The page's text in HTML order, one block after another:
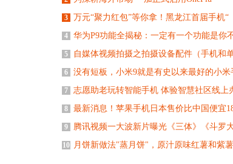
3 万元“聚力红包”等你拿！黑龙江首届手机“
4 华为P9功能全揭秘：一定有一个功能是你
5 自媒体视频拍摄之拍摄设备配件（手机和
6 没有短板，小米9就是有史以来最好的小米
7 志愿助老玩转智能手机 体验智慧社区线上
8 最新消息！苹果手机日本售价比中国便宜
9 腾讯视频一大波新片曝光《三体》《斗罗
10 月饼新做法"蒸月饼"，原汁原味红薯和紫薯